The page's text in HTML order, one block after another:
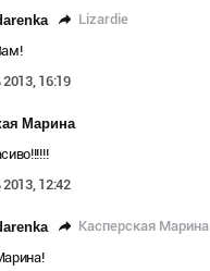
Lizardie
16:19
Марина
12:42
Касперская Марина